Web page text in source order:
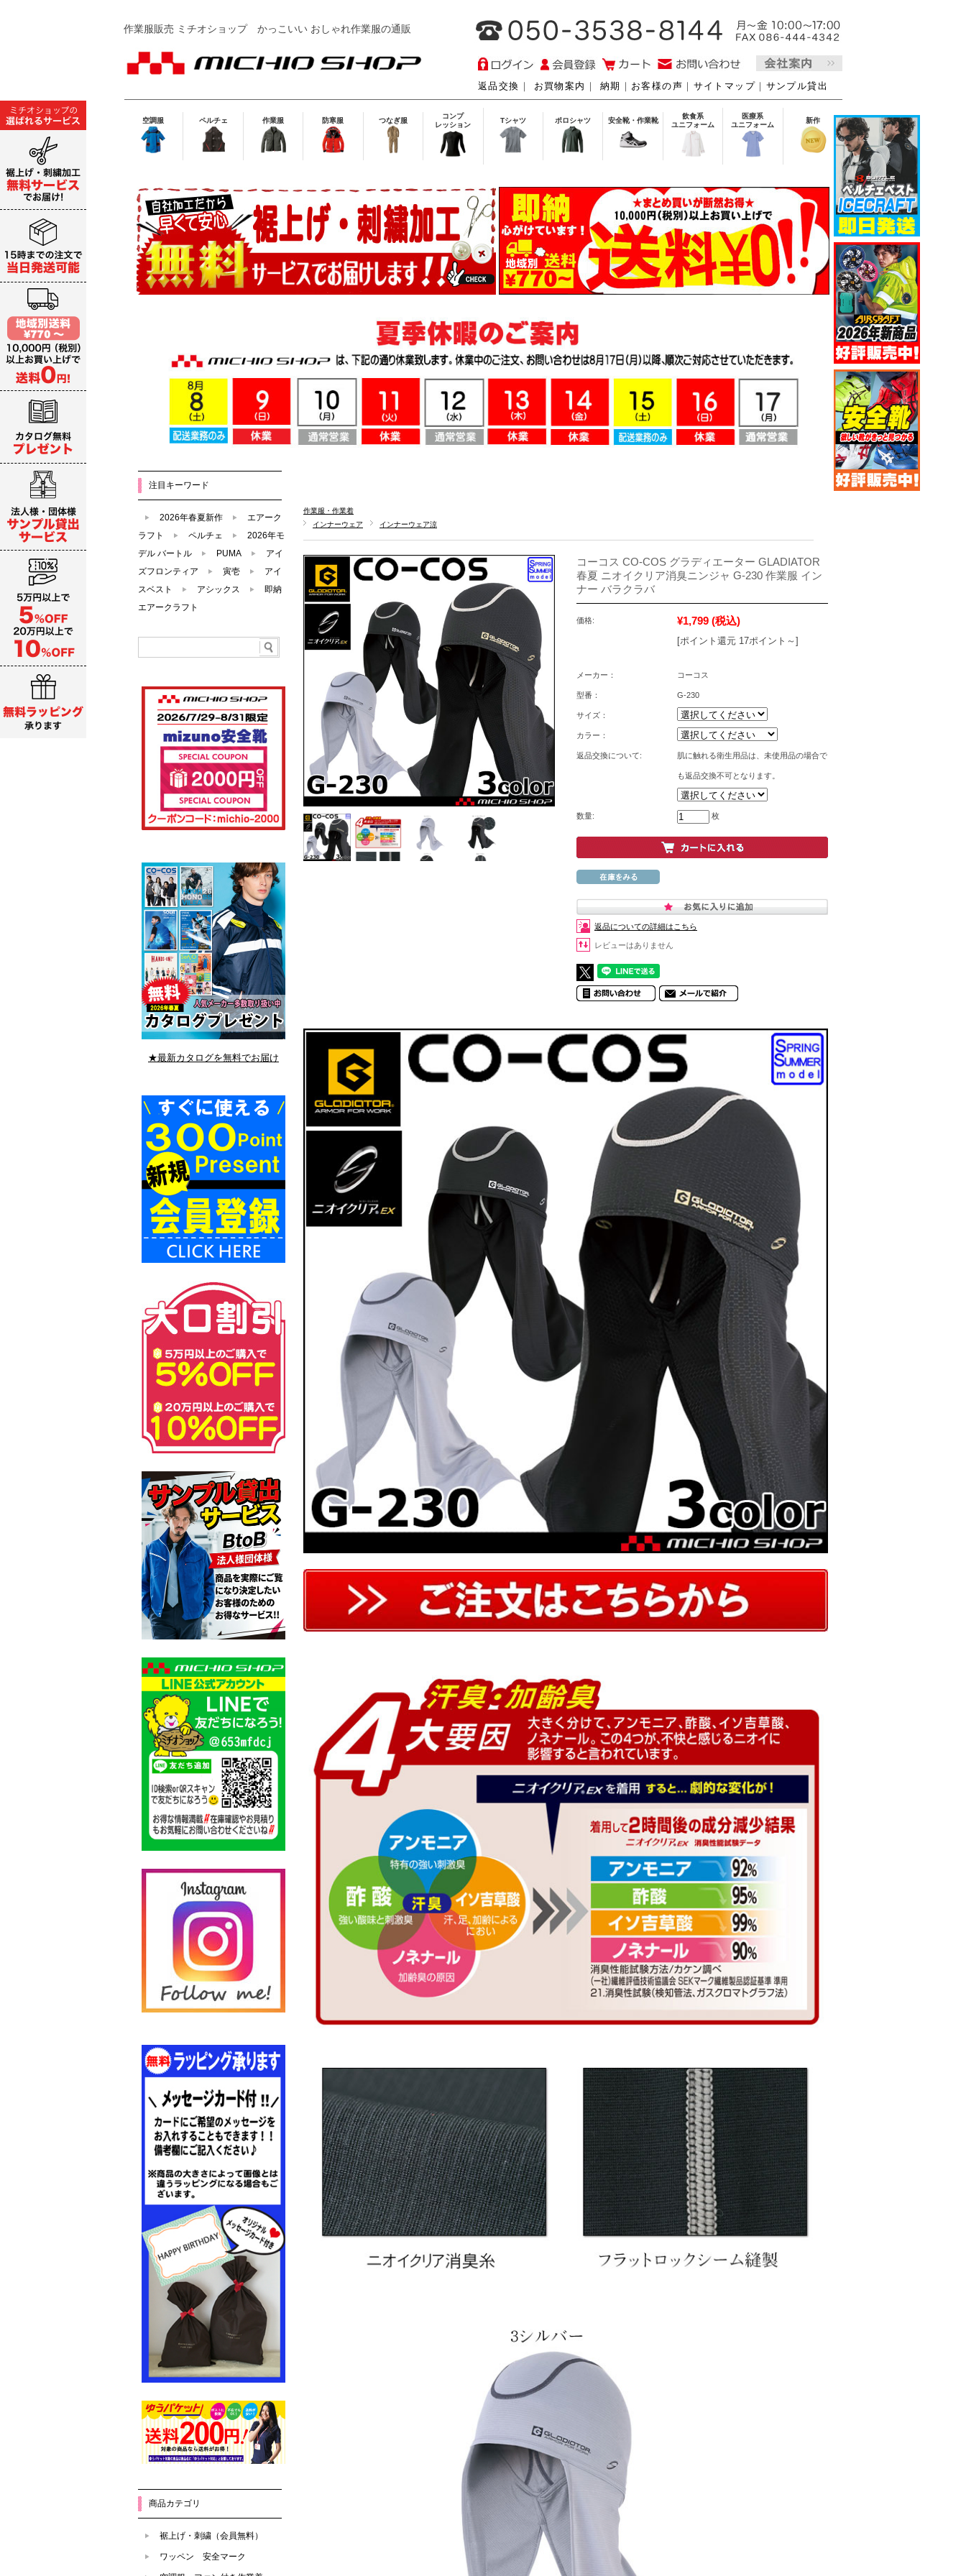
作業服販売 ミチオショップかっこいい おしゃれ作業服の通販
返品交換 ｜ お買物案内 ｜ 納期 ｜ お客様の声 ｜ サイトマップ ｜ サンプル貸出
空調服 ペルチェ 作業服 防寒服 つなぎ服
コンプ
レッション
Tシャツ ポロシャツ 安全靴・作業靴
飲食系
ユニフォーム
医療系
ユニフォーム
新作
作業服・作業着
インナーウェア
インナーウェア涼
コーコス CO-COS グラディエーター GLADIATOR
春夏 ニオイクリア消臭ニンジャ G-230 作業服 イン
ナー バラクラバ
価格: ¥1,799 (税込)
[ポイント還元 17ポイント～]
メーカー： コーコス
型番： G-230
サイズ：
カラー：
返品交換について: 肌に触れる衛生用品は、未使用品の場合で
も返品交換不可となります。
数量: 枚
返品についての詳細はこちら
レビューはありません
注目キーワード
2026年春夏新作
エアーク
ラフト
ペルチェ
2026年モ
デル バートル
PUMA
アイ
ズフロンティア
寅壱
アイ
スベスト
アシックス
即納
エアークラフト
★最新カタログを無料でお届け
商品カテゴリ
裾上げ・刺繍（会員無料）
ワッペン 安全マーク